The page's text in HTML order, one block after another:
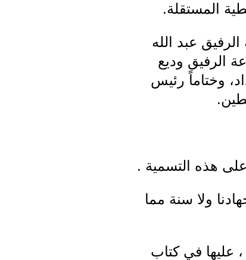
المستقلة.
عبد الله
الرفيق وديع
وختاماً رئيس
هذه التسمية .
ولا سنة مما
عليها في كتاب